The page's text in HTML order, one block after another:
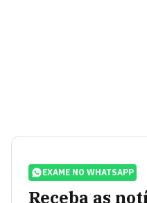
EXAME NO WHATSAPP
Receba as